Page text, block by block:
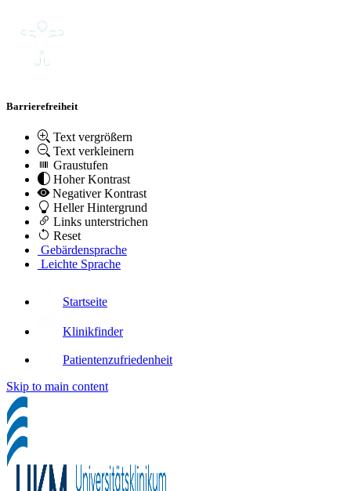
Barrierefreiheit
Text vergrößern
Text verkleinern
Graustufen
Hoher Kontrast
Negativer Kontrast
Heller Hintergrund
Links unterstrichen
Reset
Gebärdensprache
Leichte Sprache
Startseite
Klinikfinder
Patientenzufriedenheit
Skip to main content